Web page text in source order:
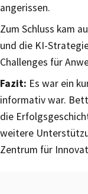
angerissen.
Zum Schluss kam
und die KI-
Challenges für
Fazit: Es war ein
informativ war.
die
weitere
Zentrum für